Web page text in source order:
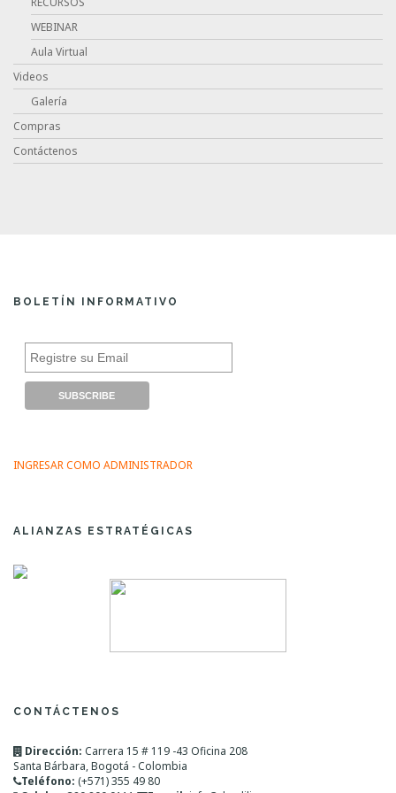
WEBINAR
Aula Virtual
Videos
Galería
Compras
Contáctenos
BOLETÍN INFORMATIVO
INGRESAR COMO ADMINISTRADOR
ALIANZAS ESTRATÉGICAS
CONTÁCTENOS
Dirección: Carrera 15 # 119 -43 Oficina 208
Santa Bárbara, Bogotá - Colombia
Teléfono: (+571) 355 49 80